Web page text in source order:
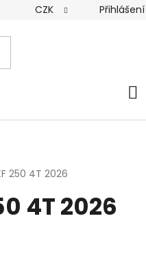
CZK Přihlášení
250 4T 2026
4T 2026